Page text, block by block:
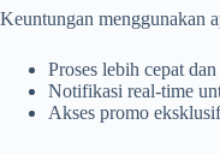
Keuntungan menggunakan
Proses lebih cepat
Notifikasi real-time
Akses promo